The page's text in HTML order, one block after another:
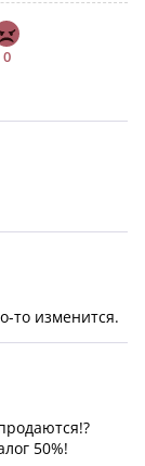
0
то изменится.
50%!